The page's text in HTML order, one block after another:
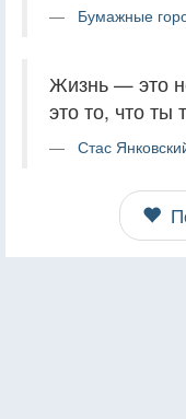
Бумажные
Жизнь — это
это то, что ты
Стас